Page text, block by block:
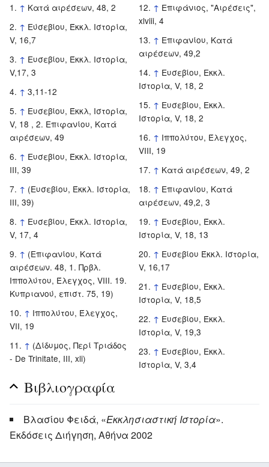
↑ Κατά αιρέσεων, 48, 2
↑ Εύσεβίου, Έκκλ. Ιστορία,
V, 16,7
↑ Ευσεβίου, Έκκλ. Ιστορία,
V,17, 3
↑ 3,11-12
↑ Ευσεβίου, Έκκλ, Ιστορία,
V, 18 , 2. Επιφανίου, Κατά
αιρέσεων, 49
↑ Ευσεβίου, Έκκλ. Ιστορία,
III, 39
↑ (Ευσεβίου, Έκκλ. Ιστορία,
III, 39)
↑ Ευσεβίου, Έκκλ. Ιστορία,
V, 17, 4
↑ (Επιφανίου, Κατά
αιρέσεων. 48, 1. Πρβλ.
Ιππολύτου, Έλεγχος, VIII. 19.
Κυπριανού, επιστ. 75, 19)
↑ Ιππολύτου, Έλεγχος,
VII, 19
↑ (Δίδυμος, Περί Τριάδος
- De Trinitate, III, xli)
↑ Επιφάνιος, "Αιρέσεις",
xlviii, 4
↑ Επιφανίου, Κατά
αιρέσεων, 49,2
↑ Ευσεβίου, Εκκλ.
Ιστορία, V, 18, 2
↑ Ευσεβίου, Εκκλ.
Ιστορία, V, 18, 2
↑ Ιππολύτου, Έλεγχος,
VIII, 19
↑ Κατά αιρέσεων, 49, 2
↑ Επιφανίου, Κατά
αιρέσεων, 49,2, 3
↑ Ευσεβίου, Έκκλ.
Ιστορία, V, 18, 13
↑ Ευσεβίου Έκκλ. Ιστορία,
V, 16,17
↑ Ευσεβίου, Έκκλ.
Ιστορία, V, 18,5
↑ Ευσεβίου, Έκκλ.
Ιστορία, V, 19,3
↑ Ευσεβίου, Εκκλ.
Ιστορία, V, 3,4
Βιβλιογραφία
Βλασίου Φειδά, «Εκκλησιαστική Ιστορία».
Εκδόσεις Διήγηση, Αθήνα 2002